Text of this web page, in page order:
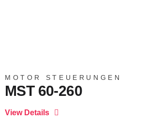
MOTOR STEUERUNGEN
MST 60-260